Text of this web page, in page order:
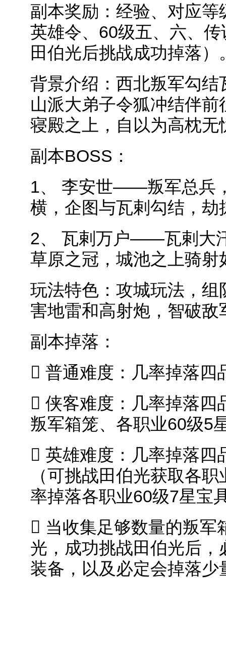
副本奖励：经验、对应
英雄令、60级五、六、
田伯光后挑战成功掉落
背景介绍：西北叛军勾
山派大弟子令狐冲结伴
寝殿之上，自以为高枕
副本BOSS：
1、 李安世——叛军总兵
横，企图与瓦剌勾结，劫
2、 瓦剌万户——瓦剌大
草原之冠，城池之上骑射
玩法特色：攻城玩法，
害地雷和高射炮，智破
副本掉落：
 普通难度：几率掉落四
 侠客难度：几率掉落四
叛军箱笼、各职业60级5
 英雄难度：几率掉落四
（可挑战田伯光获取各
率掉落各职业60级7星宝
 当收集足够数量的叛军
光，成功挑战田伯光后
装备，以及必定会掉落